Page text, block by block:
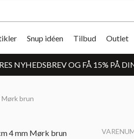
Snup idéen Tilbud Outlet
NYHEDSBREV OG FÅ 15% PÅ
Mørk brun